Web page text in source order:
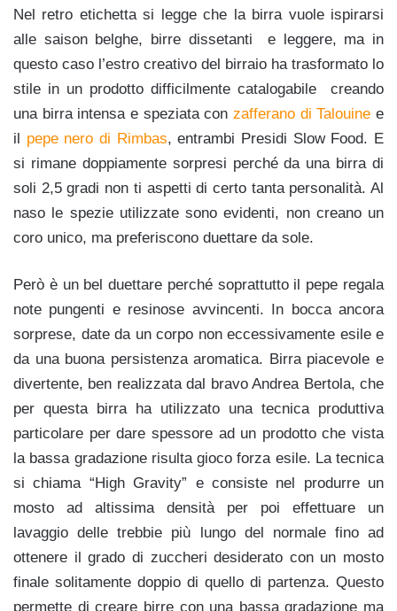
Nel retro etichetta si legge che la birra vuole ispirarsi
alle saison belghe, birre dissetanti e leggere, ma in
questo caso l’estro creativo del birraio ha trasformato lo
stile in un prodotto difficilmente catalogabile creando
una birra intensa e speziata con zafferano di Talouine e
il pepe nero di Rimbas, entrambi Presidi Slow Food. E
si rimane doppiamente sorpresi perché da una birra di
soli 2,5 gradi non ti aspetti di certo tanta personalità. Al
naso le spezie utilizzate sono evidenti, non creano un
coro unico, ma preferiscono duettare da sole.
Però è un bel duettare perché soprattutto il pepe regala
note pungenti e resinose avvincenti. In bocca ancora
sorprese, date da un corpo non eccessivamente esile e
da una buona persistenza aromatica. Birra piacevole e
divertente, ben realizzata dal bravo Andrea Bertola, che
per questa birra ha utilizzato una tecnica produttiva
particolare per dare spessore ad un prodotto che vista
la bassa gradazione risulta gioco forza esile. La tecnica
si chiama “High Gravity” e consiste nel produrre un
mosto ad altissima densità per poi effettuare un
lavaggio delle trebbie più lungo del normale fino ad
ottenere il grado di zuccheri desiderato con un mosto
finale solitamente doppio di quello di partenza. Questo
permette di creare birre con una bassa gradazione ma